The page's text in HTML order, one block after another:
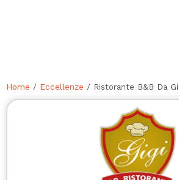
Home / Eccellenze / Ristorante B&B Da